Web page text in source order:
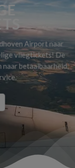
Airport naar
vliegtickets! De
naar betaalbaarheid,